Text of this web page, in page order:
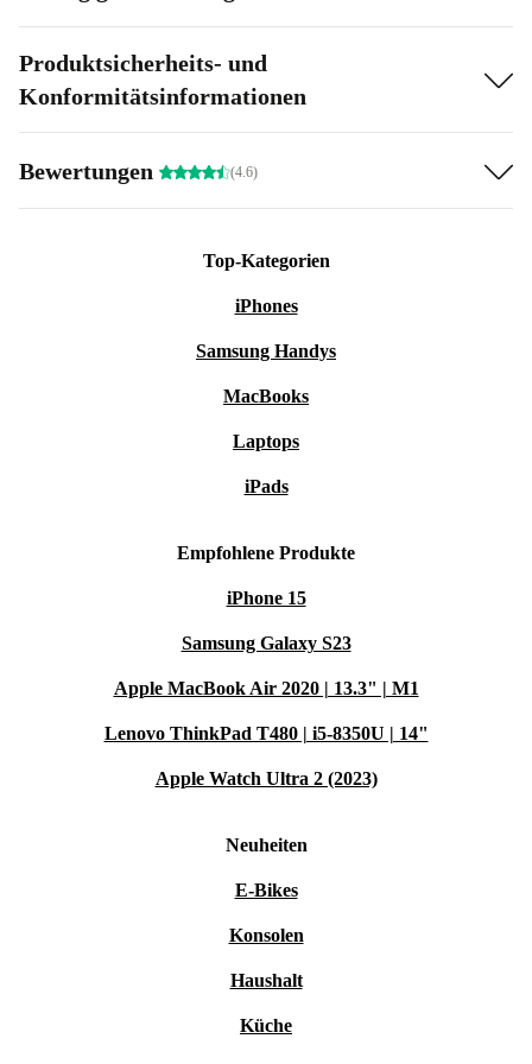
Produktsicherheits- und
Konformitätsinformationen
Bewertungen (4.6)
Top-Kategorien
iPhones
Samsung Handys
MacBooks
Laptops
iPads
Empfohlene Produkte
iPhone 15
Samsung Galaxy S23
Apple MacBook Air 2020 | 13.3" | M1
Lenovo ThinkPad T480 | i5-8350U | 14"
Apple Watch Ultra 2 (2023)
Neuheiten
E-Bikes
Konsolen
Haushalt
Küche